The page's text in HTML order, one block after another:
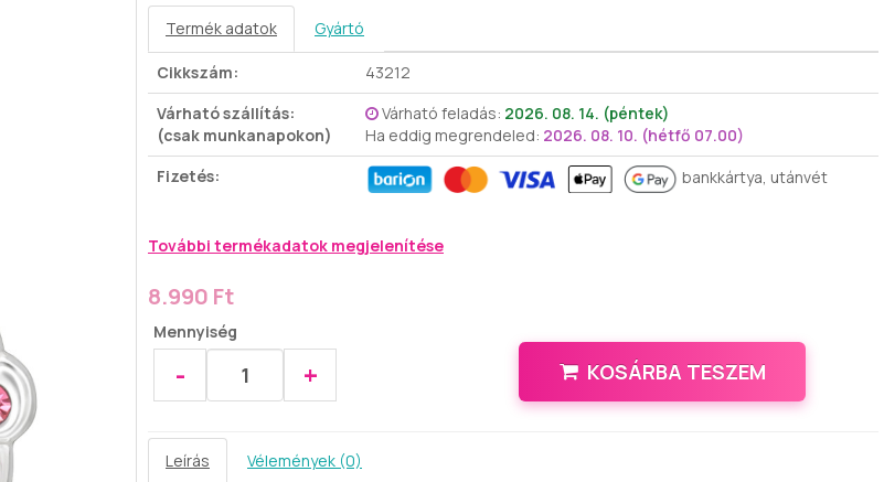
Termék adatok Gyártó
Cikkszám:
43212
Várható szállítás:
(csak munkanapokon)
Várható feladás: 2026. 08. 14. (péntek)
Ha eddig megrendeled: 2026. 08. 10. (hétfő 07.00)
Fizetés:
bankkártya, utánvét
További termékadatok megjelenítése
8.990 Ft
Mennyiség
- + KOSÁRBA TESZEM
Leírás
Vélemények (0)